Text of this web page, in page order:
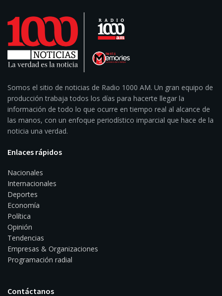
Somos el sitio de noticias de Radio 1000 AM. Un gran equipo de
producción trabaja todos los días para hacerte llegar la
información de todo lo que ocurre en tiempo real al alcance de
las manos, con un enfoque periodístico imparcial que hace de la
noticia una verdad.
Enlaces rápidos
Nacionales
Internacionales
Deportes
Economía
Política
Opinión
Tendencias
Empresas & Organizaciones
Programación radial
Contáctanos